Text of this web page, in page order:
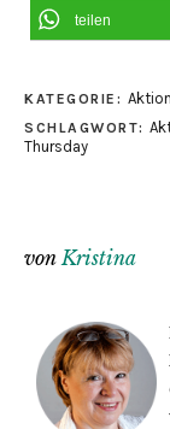
teilen
KATEGORIE:
SCHLAGWORT:
Thursday
vonKristina